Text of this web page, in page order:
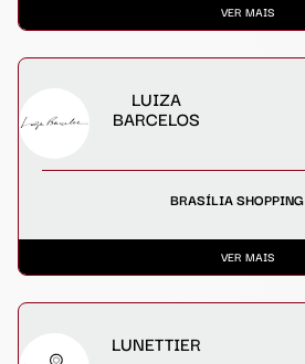
VER MAIS
LUIZA
BARCELOS
BRASÍLIA SHOPPING
VER MAIS
LUNETTIER